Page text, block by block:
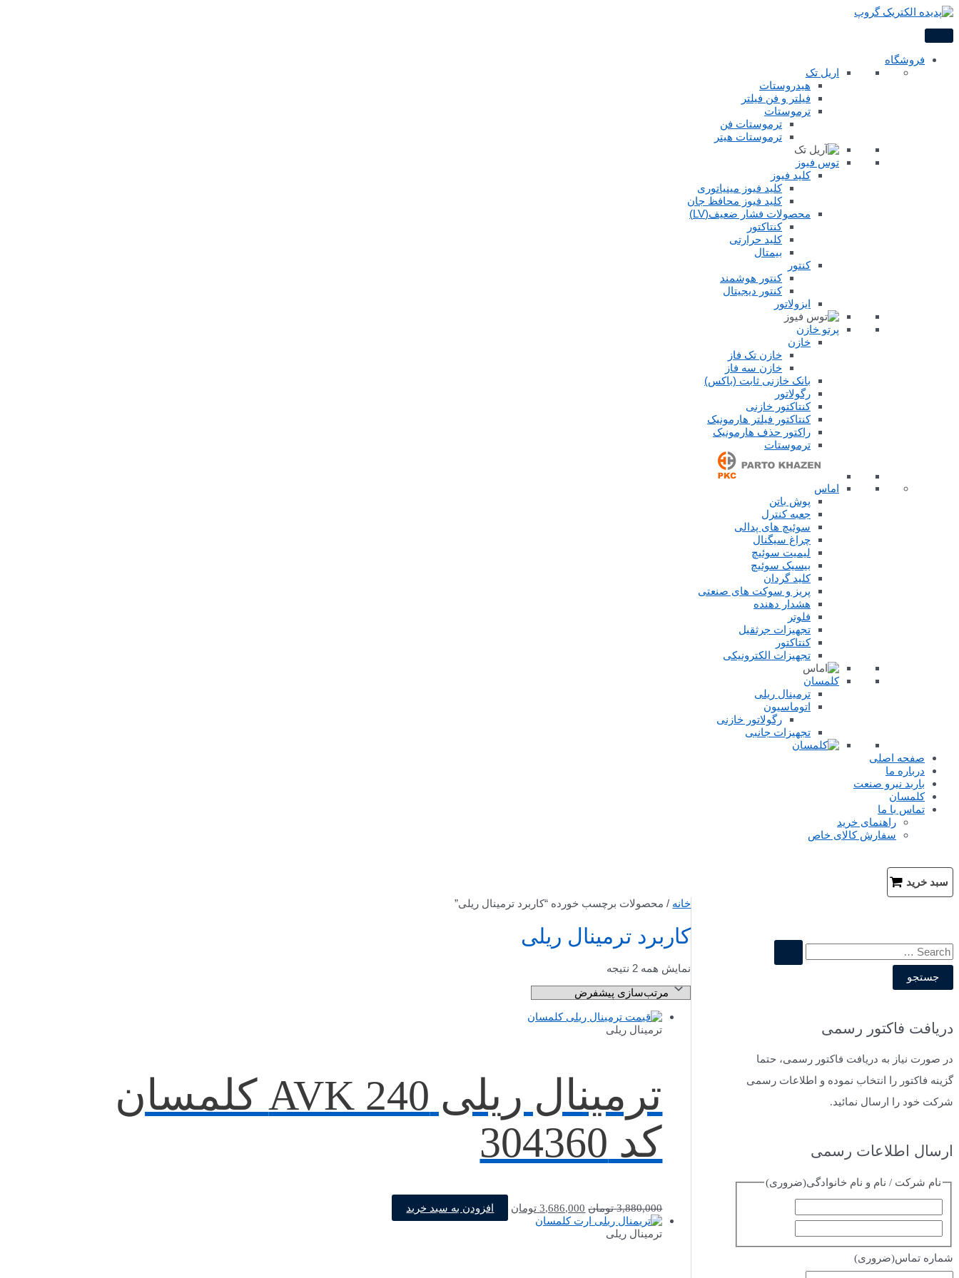
پرش
فروشگاه
اریل تک
هیدروستات
فیلتر و فن فیلتر
ترموستات
ترموستات فن
ترموستات هیتر
توس فیوز
کلید فیوز
کلید فیوز مینیاتوری
کلید فیوز محافظ جان
محصولات فشار ضعیف(LV)
کنتاکتور
کلید حرارتی
بیمتال
کنتور
کنتور هوشمند
کنتور دیجیتال
ایزولاتور
پرتو خازن
خازن
خازن تک فاز
خازن سه فاز
بانک خازنی ثابت (باکس)
رگولاتور
کنتاکتور خازنی
کنتاکتور فیلتر هارمونیک
راکتور حذف هارمونیک
ترموستات
اماس
پوش باتن
جعبه کنترل
سوئیچ های پدالی
چراغ سیگنال
لیمیت سوئیچ
بیسیک سوئیچ
کلید گردان
پریز و سوکت های صنعتی
هشدار دهنده
فلوتر
تجهیزات جرثقیل
کنتاکتور
تجهیزات الکترونیکی
کلمسان
ترمینال ریلی
اتوماسیون
رگولاتور خازنی
تجهیزات جانبی
صفحه اصلی
درباره ما
باربد نیرو صنعت
کلمسان
تماس با ما
راهنمای خرید
سفارش کالای خاص
سبد خرید
ج
ت
و
ب
ر
ا
:
دریافت فاکتور رسمی
در صورت نیاز به دریافت فاکتور رسمی، حتما
گزینه فاکتور را انتخاب نموده و اطلاعات رسمی
شرکت خود را ارسال نمائید.
ارسال اطلاعات رسمی
نام شرکت / نام و نام خانوادگی(ضروری)
ما
شماره تماس(ضروری)
خانه / محصولات برچسب خورده “کاربرد ترمینال ریلی”
کاربرد ترمینال ریلی
نمایش همه 2 نتیجه
ترمینال ریلی
ترمینال ریلی AVK 240 کلمسان
کد 304360
3,880,000 تومان قیمت
اصلی
3,686,000 تومانقیمت
فعلی
افزودن به سبد خرید
ترمینال ریلی